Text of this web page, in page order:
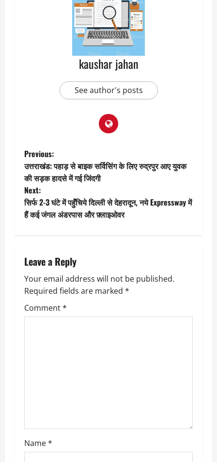
kaushar jahan
See author's posts
P
o
s
t
a
v
i
g
Previous:
उत्तराखंड: पहाड़ से बाइक सर्विसिंग के लिए रुद्रपुर आए युवक
की सड़क हादसे में गई जिंदगी
Next:
सिर्फ 2-3 घंटे में पहुँचिये दिल्ली से देहरादून, नये Expressway में
हैं कई जंगल अंडरपास और फ़्लाइओवर
Leave a Reply
Your email address will not be published.
Required fields are marked *
Comment*
Name*